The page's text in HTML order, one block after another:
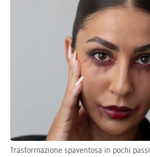
Trasformazione spaventosa in pochi passi